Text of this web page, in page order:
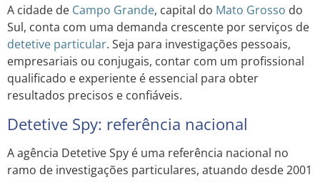
A cidade de Campo Grande, capital do Mato Grosso do
Sul, conta com uma demanda crescente por serviços de
detetive particular. Seja para investigações pessoais,
empresariais ou conjugais, contar com um profissional
qualificado e experiente é essencial para obter
resultados precisos e confiáveis.
Detetive Spy: referência nacional
A agência Detetive Spy é uma referência nacional no
ramo de investigações particulares, atuando desde 2001